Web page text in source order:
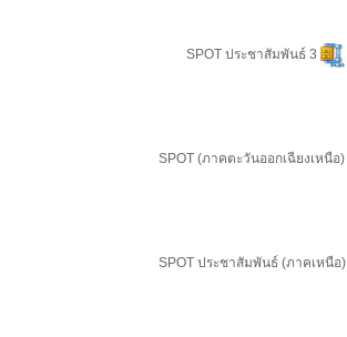
SPOT ประชาสัมพันธ์ 3
SPOT (ภาคตะวันออกเฉียงเหนือ)
SPOT ประชาสัมพันธ์ (ภาคเหนือ)